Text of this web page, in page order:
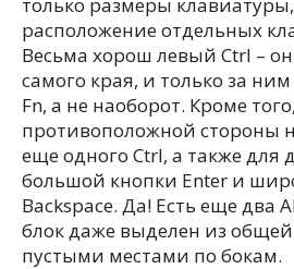
расположение отдельных
Весьма хорош левый Ctrl –
самого края, и только за
Fn, а не наоборот. Кроме
противоположной стороны
еще одного Ctrl, а также для
большой кнопки Enter и
Backspace. Да! Есть еще два
блок даже выделен из
пустыми местами по бокам.